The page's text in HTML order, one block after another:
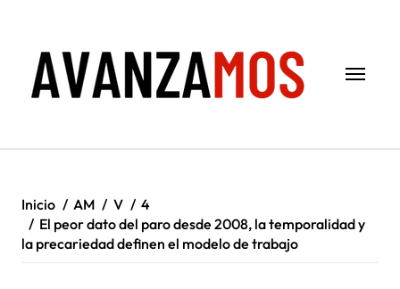
contenido
Inicio AM V
4
El peor dato del paro desde 2008, la temporalidad y
la precariedad definen el modelo de trabajo